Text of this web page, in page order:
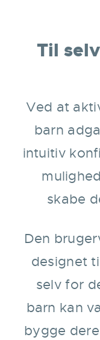
Til
Ved at
barn
intuitiv
skabe
Den
designet
selv for
barn kan
bygge